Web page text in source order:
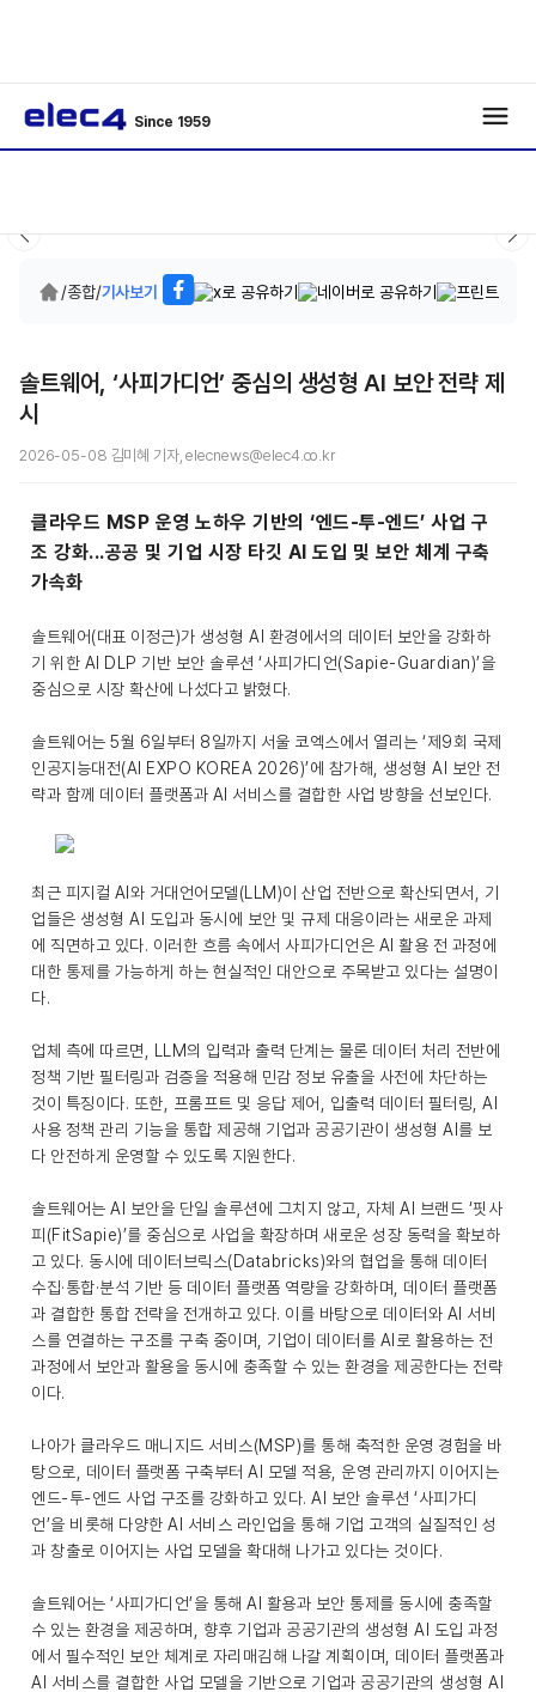
Since 1959
/종합/기사보기
솔트웨어, ‘사피가디언’ 중심의 생성형 AI 보안 전략 제
시
2026-05-08 김미혜 기자, elecnews@elec4.co.kr
클라우드 MSP 운영 노하우 기반의 ‘엔드-투-엔드’ 사업 구
조 강화...공공 및 기업 시장 타깃 AI 도입 및 보안 체계 구축
가속화
솔트웨어(대표 이정근)가 생성형 AI 환경에서의 데이터 보안을 강화하
기 위한 AI DLP 기반 보안 솔루션 ‘사피가디언(Sapie-Guardian)’을
중심으로 시장 확산에 나섰다고 밝혔다.
솔트웨어는 5월 6일부터 8일까지 서울 코엑스에서 열리는 ‘제9회 국제
인공지능대전(AI EXPO KOREA 2026)’에 참가해, 생성형 AI 보안 전
략과 함께 데이터 플랫폼과 AI 서비스를 결합한 사업 방향을 선보인다.
최근 피지컬 AI와 거대언어모델(LLM)이 산업 전반으로 확산되면서, 기
업들은 생성형 AI 도입과 동시에 보안 및 규제 대응이라는 새로운 과제
에 직면하고 있다. 이러한 흐름 속에서 사피가디언은 AI 활용 전 과정에
대한 통제를 가능하게 하는 현실적인 대안으로 주목받고 있다는 설명이
다.
업체 측에 따르면, LLM의 입력과 출력 단계는 물론 데이터 처리 전반에
정책 기반 필터링과 검증을 적용해 민감 정보 유출을 사전에 차단하는
것이 특징이다. 또한, 프롬프트 및 응답 제어, 입출력 데이터 필터링, AI
사용 정책 관리 기능을 통합 제공해 기업과 공공기관이 생성형 AI를 보
다 안전하게 운영할 수 있도록 지원한다.
솔트웨어는 AI 보안을 단일 솔루션에 그치지 않고, 자체 AI 브랜드 ‘핏사
피(FitSapie)’를 중심으로 사업을 확장하며 새로운 성장 동력을 확보하
고 있다. 동시에 데이터브릭스(Databricks)와의 협업을 통해 데이터
수집·통합·분석 기반 등 데이터 플랫폼 역량을 강화하며, 데이터 플랫폼
과 결합한 통합 전략을 전개하고 있다. 이를 바탕으로 데이터와 AI 서비
스를 연결하는 구조를 구축 중이며, 기업이 데이터를 AI로 활용하는 전
과정에서 보안과 활용을 동시에 충족할 수 있는 환경을 제공한다는 전략
이다.
나아가 클라우드 매니지드 서비스(MSP)를 통해 축적한 운영 경험을 바
탕으로, 데이터 플랫폼 구축부터 AI 모델 적용, 운영 관리까지 이어지는
엔드-투-엔드 사업 구조를 강화하고 있다. AI 보안 솔루션 ‘사피가디
언’을 비롯해 다양한 AI 서비스 라인업을 통해 기업 고객의 실질적인 성
과 창출로 이어지는 사업 모델을 확대해 나가고 있다는 것이다.
솔트웨어는 ‘사피가디언’을 통해 AI 활용과 보안 통제를 동시에 충족할
수 있는 환경을 제공하며, 향후 기업과 공공기관의 생성형 AI 도입 과정
에서 필수적인 보안 체계로 자리매김해 나갈 계획이며, 데이터 플랫폼과
AI 서비스를 결합한 사업 모델을 기반으로 기업과 공공기관의 생성형 AI